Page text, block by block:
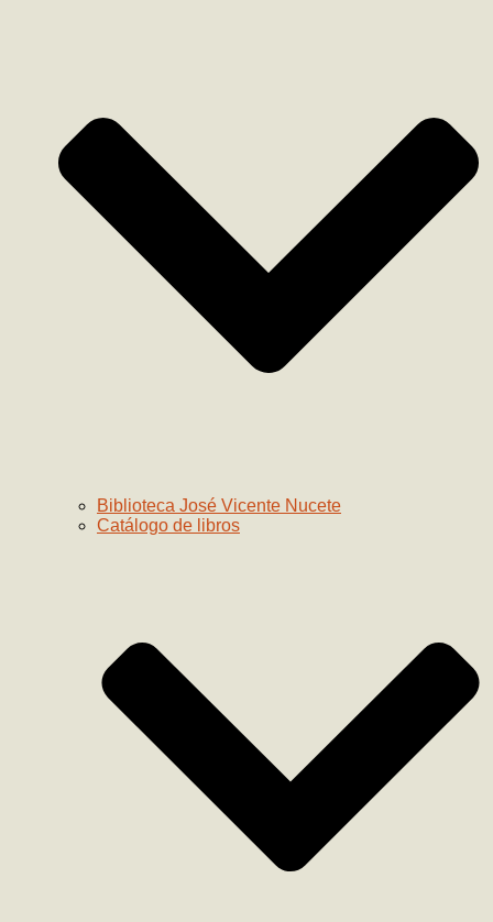
Biblioteca José Vicente Nucete
Catálogo de libros